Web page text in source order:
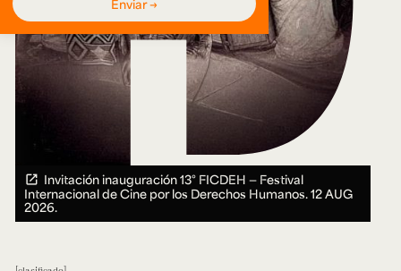
Invitación inauguración 13° FICDEH — Festival
Internacional de Cine por los Derechos Humanos.12 AUG
2026.